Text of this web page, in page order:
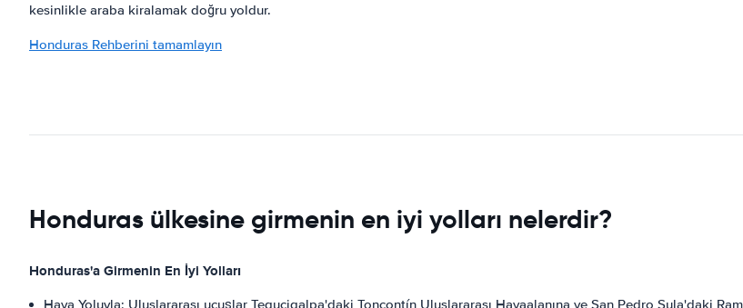
kesinlikle araba kiralamak doğru yoldur.
Honduras Rehberini tamamlayın
Honduras ülkesine girmenin en iyi yolları nelerdir?
Honduras'a Girmenin En İyi Yolları
Hava Yoluyla: Uluslararası uçuşlar Tegucigalpa'daki Toncontín Uluslararası Havaalanına ve San Pedro Sula'daki